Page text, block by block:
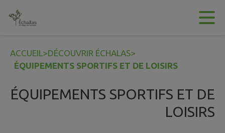
Contenu
ACCUEIL>DÉCOUVRIR ÉCHALAS>
ÉQUIPEMENTS SPORTIFS ET DE LOISIRS
ÉQUIPEMENTS SPORTIFS ET DE
LOISIRS